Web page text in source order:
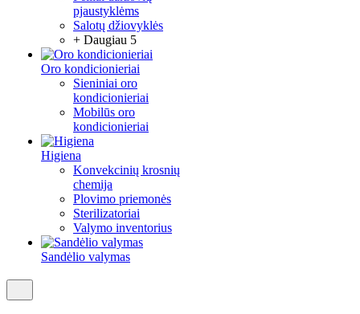
pjaustyklėms
Salotų džiovyklės
+ Daugiau 5
Oro kondicionieriai
Sieniniai oro
kondicionieriai
Mobilūs oro
kondicionieriai
Higiena
Konvekcinių krosnių
chemija
Plovimo priemonės
Sterilizatoriai
Valymo inventorius
Sandėlio valymas